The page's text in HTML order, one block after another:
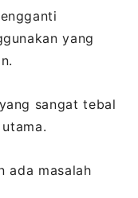
yang
sangat tebal
ada masalah